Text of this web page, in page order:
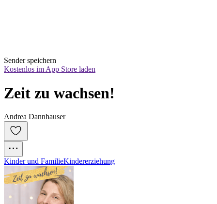
Sender speichern
Kostenlos im App Store laden
Zeit zu wachsen!
Andrea Dannhauser
Kinder und FamilieKindererziehung